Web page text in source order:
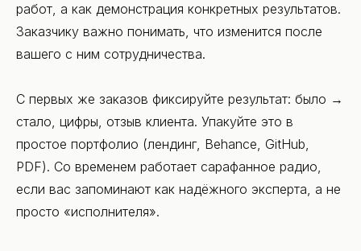
работ, а как демонстрация конкретных результатов.
Заказчику важно понимать, что изменится после
вашего с ним сотрудничества.
С первых же заказов фиксируйте результат: было →
стало, цифры, отзыв клиента. Упакуйте это в
простое портфолио (лендинг, Behance, GitHub,
PDF). Со временем работает сарафанное радио,
если вас запоминают как надёжного эксперта, а не
просто «исполнителя».